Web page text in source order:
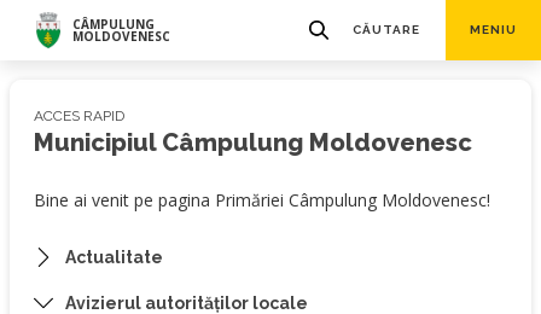
CÂMPULUNG
MOLDOVENESC CĂUTARE MENIU
ACCES RAPID
Municipiul Câmpulung Moldovenesc
Bine ai venit pe pagina Primăriei Câmpulung Moldovenesc!
Actualitate
Avizierul autorităților locale